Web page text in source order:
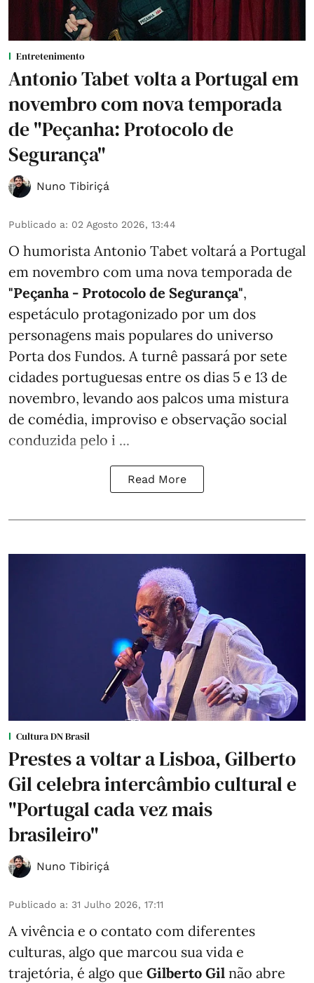
Entretenimento
Antonio Tabet volta a Portugal em
novembro com nova temporada
de "Peçanha: Protocolo de
Segurança"
Nuno Tibiriçá
Publicado a: 02 Agosto 2026, 13:44
O humorista Antonio Tabet voltará a Portugal
em novembro com uma nova temporada de
"Peçanha - Protocolo de Segurança",
espetáculo protagonizado por um dos
personagens mais populares do universo
Porta dos Fundos. A turnê passará por sete
cidades portuguesas entre os dias 5 e 13 de
novembro, levando aos palcos uma mistura
de comédia, improviso e observação social
conduzida pelo i ...
Read More
Cultura DN Brasil
Prestes a voltar a Lisboa, Gilberto
Gil celebra intercâmbio cultural e
"Portugal cada vez mais
brasileiro"
Nuno Tibiriçá
Publicado a: 31 Julho 2026, 17:11
A vivência e o contato com diferentes
culturas, algo que marcou sua vida e
trajetória, é algo que Gilberto Gil não abre